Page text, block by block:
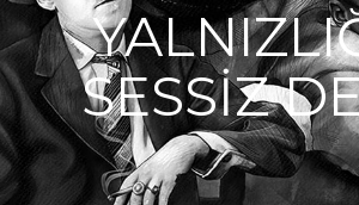
SESSİZ